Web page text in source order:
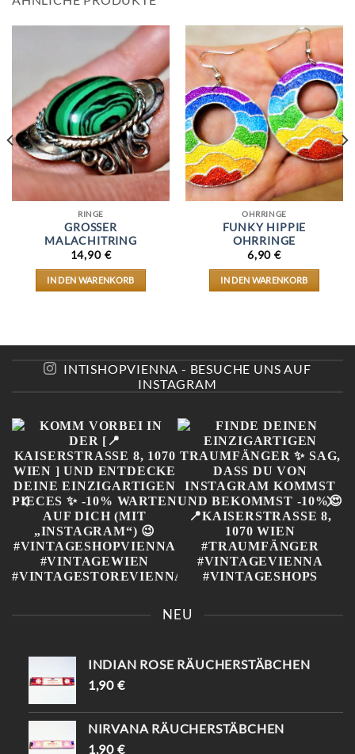
RINGE
GROSSER M
ALACHITRING
14,90 €
IN DEN WARENKORB
OHRRINGE
FUNKY HIPPIE
OHRRINGE
6,90€
IN DEN WARENKORB
INTISHOPVIENNA - BESUCHE UNS AUF
INSTAGRAM
UF DICH (MIT „
INSTAGRAM“) 😉
#VINTAGESHOPVIENNA #
VINTAGEWIEN #
VINTAGESTOREVIENNA #
INTISHOPVIENNA #
ETHNOSTYLE
UND BEKOMMST -10%😍
📍KAISERSTRASSE 8, 1070 W
NEU
INDIAN ROSE RÄUCHERSTÄBCHEN
1,90 €
NIRVANA RÄUCHERSTÄBCHEN
1,90 €